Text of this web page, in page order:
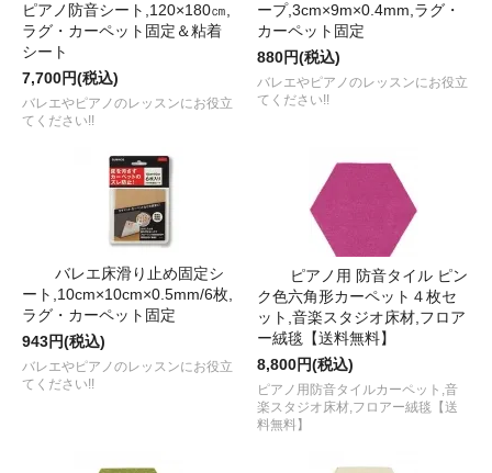
ピアノ防音シート,120×180㎝,
ラグ・カーペット固定＆粘着
シート
7,700円(税込)
バレエやピアノのレッスンにお役立
てください!!
ープ,3cm×9m×0.4mm,ラグ・
カーペット固定
880円(税込)
バレエやピアノのレッスンにお役立
てください!!
バレエ床滑り止め固定シ
ート,10cm×10cm×0.5mm/6枚,
ラグ・カーペット固定
943円(税込)
バレエやピアノのレッスンにお役立
てください!!
ピアノ用 防音タイル ピン
ク色六角形カーペット４枚セ
ット,音楽スタジオ床材,フロア
ー絨毯【送料無料】
8,800円(税込)
ピアノ用防音タイルカーペット,音
楽スタジオ床材,フロアー絨毯【送
料無料】